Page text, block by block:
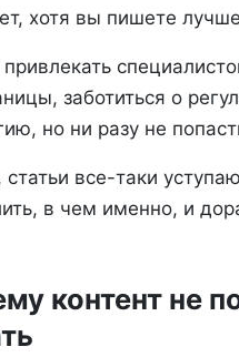
хотя вы пишете
заботиться о
но ни разу не
статьи все-таки
в чем именно, и
контент не